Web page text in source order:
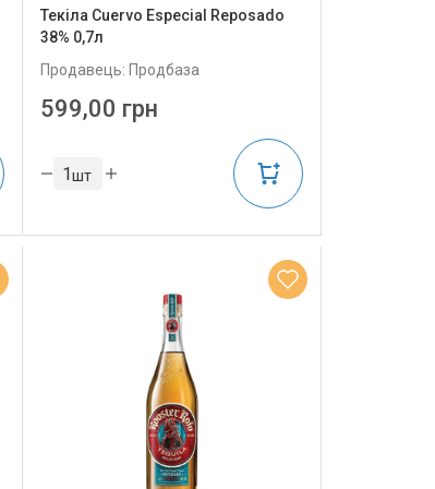
Текіла Cuervo Especial Reposado
38% 0,7л
Продавець: Продбаза
599,00 грн
шт